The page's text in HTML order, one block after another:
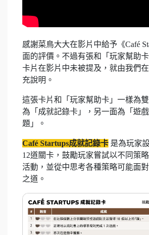
感謝菜鳥大大在影片中給予《Café
面的評價。不過有張和「玩家幫助
卡片在影片中未被提及，就由我們
充說明。
這張卡片和「玩家幫助卡」一樣為
為「成就記錄卡」，另一面為「遊
題」。
Café Startups成就記錄卡 是為玩家
12道關卡，鼓勵玩家嘗試以不同策
活動，並從中思考各種策略可能面
之道。